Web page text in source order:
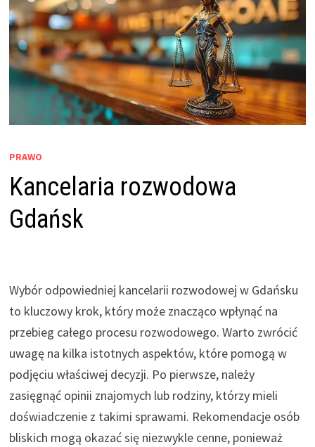
PRAWO
Kancelaria rozwodowa
Gdańsk
Wybór odpowiedniej kancelarii rozwodowej w Gdańsku
to kluczowy krok, który może znacząco wpłynąć na
przebieg całego procesu rozwodowego. Warto zwrócić
uwagę na kilka istotnych aspektów, które pomogą w
podjęciu właściwej decyzji. Po pierwsze, należy
zasięgnąć opinii znajomych lub rodziny, którzy mieli
doświadczenie z takimi sprawami. Rekomendacje osób
bliskich mogą okazać się niezwykle cenne, ponieważ